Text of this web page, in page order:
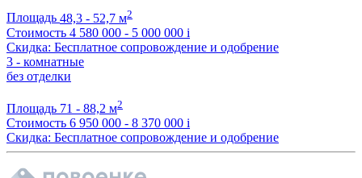
Площадь 48,3 - 52,7 м2
Стоимость 4 580 000 - 5 000 000 i
Скидка: Бесплатное сопровождение и одобрение
3 - комнатные
без отделки
Площадь 71 - 88,2 м2
Стоимость 6 950 000 - 8 370 000 i
Скидка: Бесплатное сопровождение и одобрение